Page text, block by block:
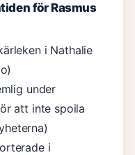
för Rasmus
i Nathalie
under
att inte spoila
i